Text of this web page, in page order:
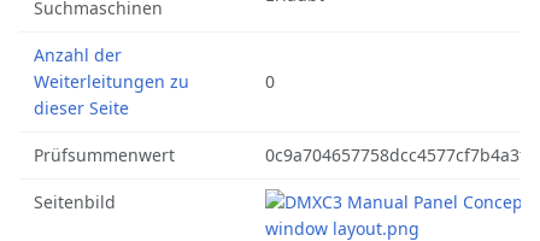
Suchmaschinen
Anzahl der
Weiterleitungen zu
dieser Seite
0
Prüfsummenwert
Seitenbild